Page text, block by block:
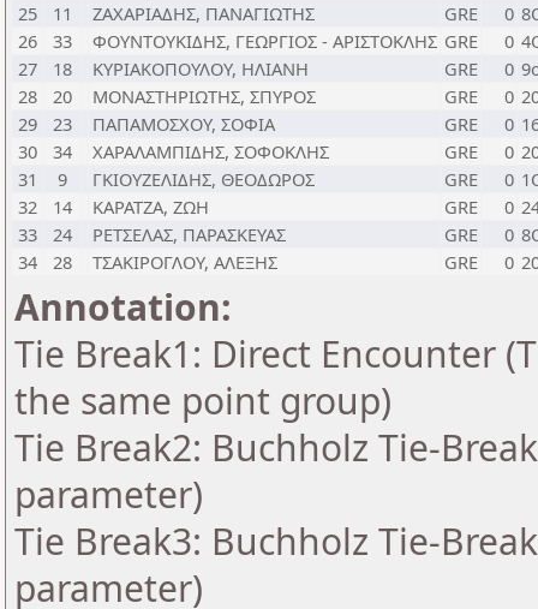
25
11 ΖΑΧΑΡΙΑΔΗΣ, ΠΑΝΑΓΙΩΤΗΣ GRE 0
26
33 ΦΟΥΝΤΟΥΚΙΔΗΣ, ΓΕΩΡΓΙΟΣ - ΑΡΙΣΤΟΚΛΗΣ GRE 0
27
18 ΚΥΡΙΑΚΟΠΟΥΛΟΥ, ΗΛΙΑΝΗ GRE 0
28
20 ΜΟΝΑΣΤΗΡΙΩΤΗΣ, ΣΠΥΡΟΣ GRE 0
29
23 ΠΑΠΑΜΟΣΧΟΥ, ΣΟΦΙΑ GRE 0
30
34 ΧΑΡΑΛΑΜΠΙΔΗΣ, ΣΟΦΟΚΛΗΣ GRE 0
31
9 ΓΚΙΟΥΖΕΛΙΔΗΣ, ΘΕΟΔΩΡΟΣ GRE 0
32
14 ΚΑΡΑΤΖΑ, ΖΩΗ GRE 0
33
24 ΡΕΤΣΕΛΑΣ, ΠΑΡΑΣΚΕΥΑΣ GRE 0
34
28 ΤΣΑΚΙΡΟΓΛΟΥ, ΑΛΕΞΗΣ GRE 0
Annotation:
Tie Break1: Direct Encounter
the same point group)
Tie Break2: Buchholz Tie-
parameter)
Tie Break3: Buchholz Tie-
parameter)